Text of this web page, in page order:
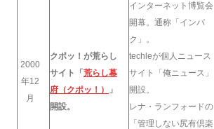
2000
年12
月
クポッ！が荒らし
サイト「荒らし幕
府（クポッ！）
」
開設。
インターネット博覧会
開幕。通称「インパ
ク」。
techleが個人ニュース
サイト「俺ニュース」
開設。
レナ・ランフォードの
「管理しない尻有倶楽